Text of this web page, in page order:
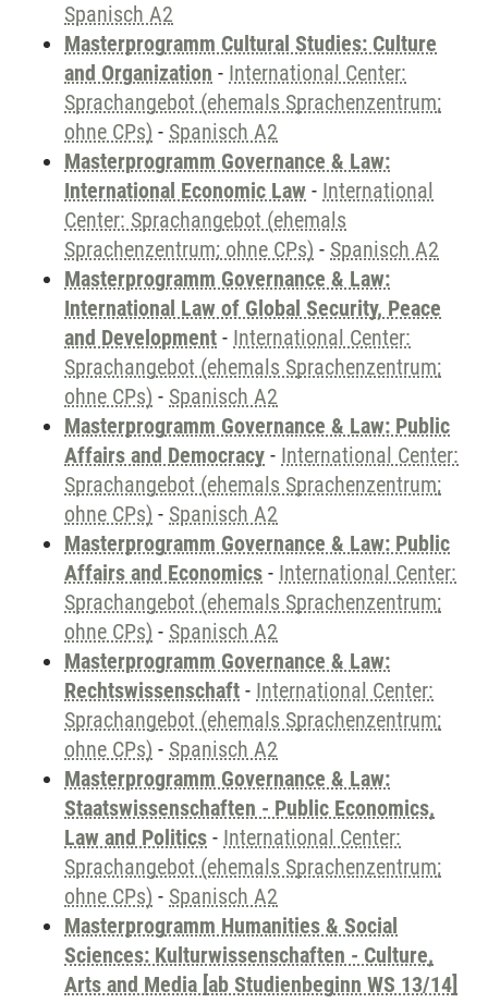
Spanisch A2
Masterprogramm Cultural Studies: Culture
and Organization - International Center:
Sprachangebot (ehemals Sprachenzentrum;
ohne CPs) - Spanisch A2
Masterprogramm Governance & Law:
International Economic Law - International
Center: Sprachangebot (ehemals
Sprachenzentrum; ohne CPs) - Spanisch A2
Masterprogramm Governance & Law:
International Law of Global Security, Peace
and Development - International Center:
Sprachangebot (ehemals Sprachenzentrum;
ohne CPs) - Spanisch A2
Masterprogramm Governance & Law: Public
Affairs and Democracy - International Center:
Sprachangebot (ehemals Sprachenzentrum;
ohne CPs) - Spanisch A2
Masterprogramm Governance & Law: Public
Affairs and Economics - International Center:
Sprachangebot (ehemals Sprachenzentrum;
ohne CPs) - Spanisch A2
Masterprogramm Governance & Law:
Rechtswissenschaft - International Center:
Sprachangebot (ehemals Sprachenzentrum;
ohne CPs) - Spanisch A2
Masterprogramm Governance & Law:
Staatswissenschaften - Public Economics,
Law and Politics - International Center:
Sprachangebot (ehemals Sprachenzentrum;
ohne CPs) - Spanisch A2
Masterprogramm Humanities & Social
Sciences: Kulturwissenschaften - Culture,
Arts and Media [ab Studienbeginn WS 13/14]